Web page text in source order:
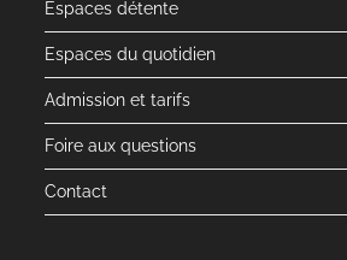
Espaces détente
Espaces du quotidien
Admission et tarifs
Foire aux questions
Contact